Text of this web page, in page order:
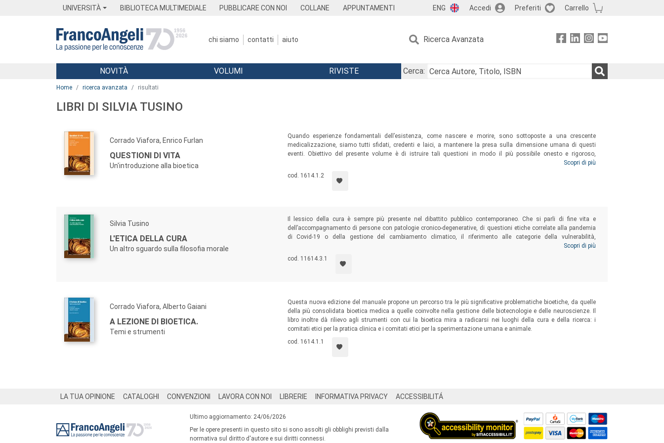
UNIVERSITÀ BIBLIOTECA MULTIMEDIALE PUBBLICARE CON NOI COLLANE APPUNTAMENTI ENG Accedi Preferiti Carrello
chi siamo contatti aiuto Ricerca Avanzata
Menu
NOVITÀ VOLUMI RIVISTE
Cerca:
Home ricerca avanzata risultati
LIBRI DI SILVIA TUSINO
Corrado Viafora, Enrico Furlan
QUESTIONI DI VITA
Un'introduzione alla bioetica
Quando esperienze fondamentali dell’esistenza, come nascere e morire, sono sottoposte a una crescente
medicalizzazione, siamo tutti sfidati, credenti e laici, a mantenere la presa sulla dimensione umana di questi
eventi. Obiettivo del presente volume è di istruire tali questioni in modo il più possibile onesto e rigoroso,
evidenziandone gli aspetti specificamente etici insieme alle implicazioni antropologiche, e dando conto dei più
significativi orientamenti che su di esse si confrontano.
Scopri di più
cod. 1614.1.2
Silvia Tusino
L'ETICA DELLA CURA
Un altro sguardo sulla filosofia morale
Il lessico della cura è sempre più presente nel dibattito pubblico contemporaneo. Che si parli di fine vita e
dell’accompagnamento di persone con patologie cronico-degenerative, di questioni etiche correlate alla pandemia
di Covid-19 o della gestione del cambiamento climatico, il riferimento alle categorie della vulnerabilità,
dell’interdipendenza e della cura è pervasivo. Questo studio si propone di offrire un’introduzione all’etica della cura
basata, da un lato, sulla ricostruzione della nascita del dibattito e l’analisi critica delle opere fondative e, dall’altro,
sulla discussione di alcuni dei principali snodi teorici del dibattito contemporaneo. L’obiettivo è far emergere le
Scopri di più
cod. 11614.3.1
Corrado Viafora, Alberto Gaiani
A LEZIONE DI BIOETICA.
Temi e strumenti
Questa nuova edizione del manuale propone un percorso tra le più significative problematiche bioetiche, da quelle
della più consolidata bioetica medica a quelle coinvolte nella gestione delle biotecnologie e delle neuroscienze. Il
libro inoltre dà rilievo agli strumenti con cui la bioetica mira a radicarsi nei luoghi della cura e della ricerca: i
comitati etici per la pratica clinica e i comitati etici per la sperimentazione umana e animale.
cod. 1614.1.1
LA TUA OPINIONE CATALOGHI CONVENZIONI LAVORA CON NOI LIBRERIE INFORMATIVA PRIVACY ACCESSIBILITÁ
Ultimo aggiornamento: 24/06/2026
Per le opere presenti in questo sito si sono assolti gli obblighi previsti dalla
normativa sul diritto d'autore e sui diritti connessi.